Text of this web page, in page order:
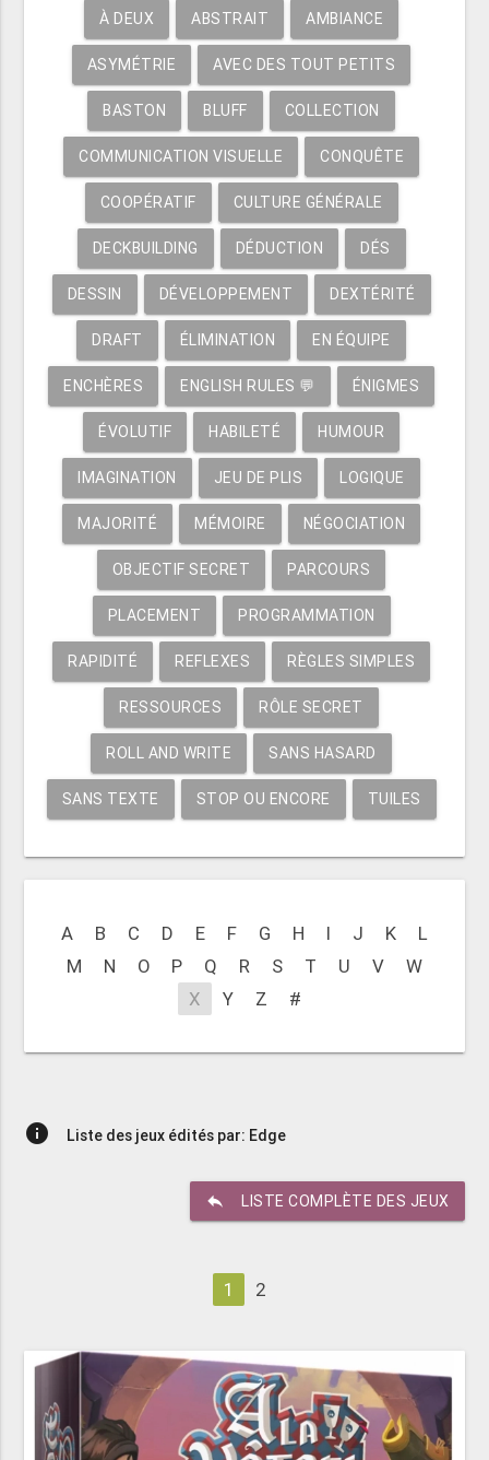
À DEUX ABSTRAIT AMBIANCE
ASYMÉTRIE AVEC DES TOUT PETITS
BASTON BLUFF COLLECTION
COMMUNICATION VISUELLE CONQUÊTE
COOPÉRATIF CULTURE GÉNÉRALE
DECKBUILDING DÉDUCTION DÉS
DESSIN DÉVELOPPEMENT DEXTÉRITÉ
DRAFT ÉLIMINATION EN ÉQUIPE
ENCHÈRES ENGLISH RULES 💬 ÉNIGMES
ÉVOLUTIF HABILETÉ HUMOUR
IMAGINATION JEU DE PLIS LOGIQUE
MAJORITÉ MÉMOIRE NÉGOCIATION
OBJECTIF SECRET PARCOURS
PLACEMENT PROGRAMMATION
RAPIDITÉ REFLEXES RÈGLES SIMPLES
RESSOURCES RÔLE SECRET
ROLL AND WRITE SANS HASARD
SANS TEXTE STOP OU ENCORE TUILES
A B C D E F G H I J K
L
M
N O P Q R S T U V
W
X
Y Z #
info Liste des jeux édités par: Edge
reply LISTE COMPLÈTE DES JEUX
1 2